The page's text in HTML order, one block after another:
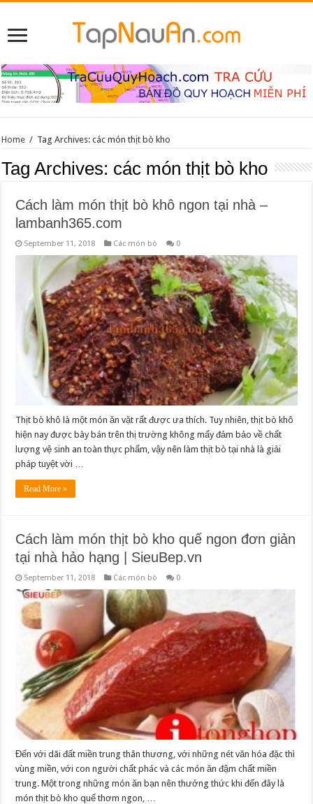
Home / Tag Archives: các món thịt bò kho
Tag Archives: các món thịt bò kho
Cách làm món thịt bò khô ngon tại nhà –
lambanh365.com
September 11, 2018 Các món bò 0
Thịt bò khô là một món ăn vặt rất được ưa thích. Tuy nhiên, thịt bò khô
hiện nay được bày bán trên thị trường không mấy đảm bảo về chất
lượng vệ sinh an toàn thực phẩm, vậy nên làm thịt bò tại nhà là giải
pháp tuyệt vời …
Read More »
Cách làm món thịt bò kho quế ngon đơn giản
tại nhà hảo hạng | SieuBep.vn
September 11, 2018 Các món bò 0
Đến với dãi đất miền trung thân thương, với những nét văn hóa đặc thì
vùng miền, với con người chất phác và các món ăn đậm chất miền
trung. Một trong những món ăn bạn nên thưởng thức khi đến đây là
món thịt bò kho quế thơm ngon, …